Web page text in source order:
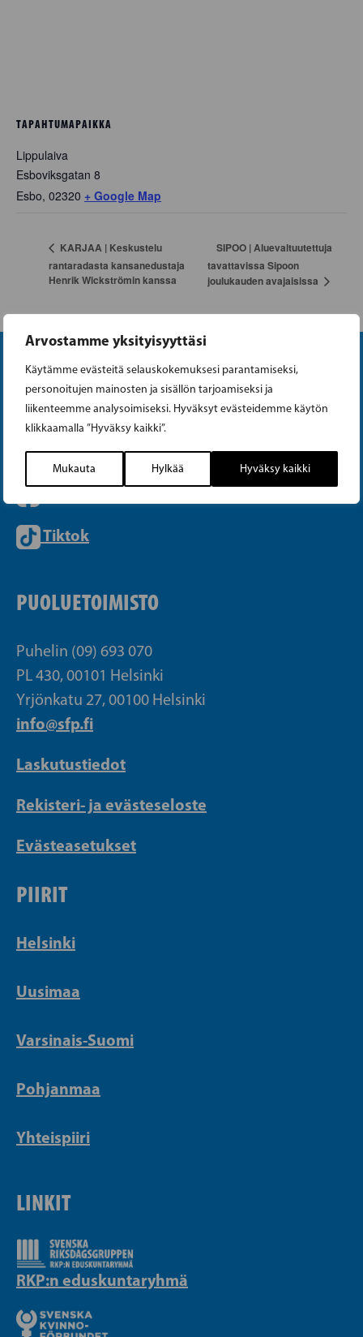
Arvostamme yksityisyyttäsi
Käytämme evästeitä selauskokemuksesi parantamiseksi,
personoitujen mainosten ja sisällön tarjoamiseksi ja
liikenteemme analysoimiseksi. Hyväksyt evästeidemme käytön
klikkaamalla ”Hyväksy kaikki”.
Mukauta Hylkää Hyväksy kaikki
TAPAHTUMAPAIKKA
Lippulaiva
Esboviksgatan 8
Esbo, 02320 + Google Map
KARJAA | Keskustelu
rantaradasta kansanedustaja
Henrik Wickströmin kanssa
SIPOO | Aluevaltuutettuja
tavattavissa Sipoon
joulukauden avajaisissa
Instagram
Facebook
Tiktok
PUOLUETOIMISTO
Puhelin (09) 693 070
PL 430, 00101 Helsinki
Yrjönkatu 27, 00100 Helsinki
info@sfp.fi
Laskutustiedot
Rekisteri- ja evästeseloste
Evästeasetukset
PIIRIT
Helsinki
Uusimaa
Varsinais-Suomi
Pohjanmaa
Yhteispiiri
LINKIT
RKP:n eduskuntaryhmä